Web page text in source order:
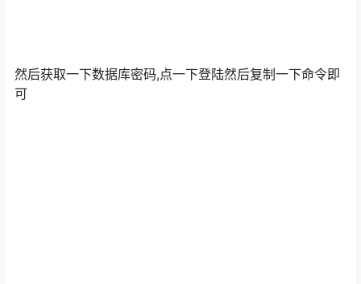
然后获取一下数据库密码,点一下登陆然后复制一下命令即
可